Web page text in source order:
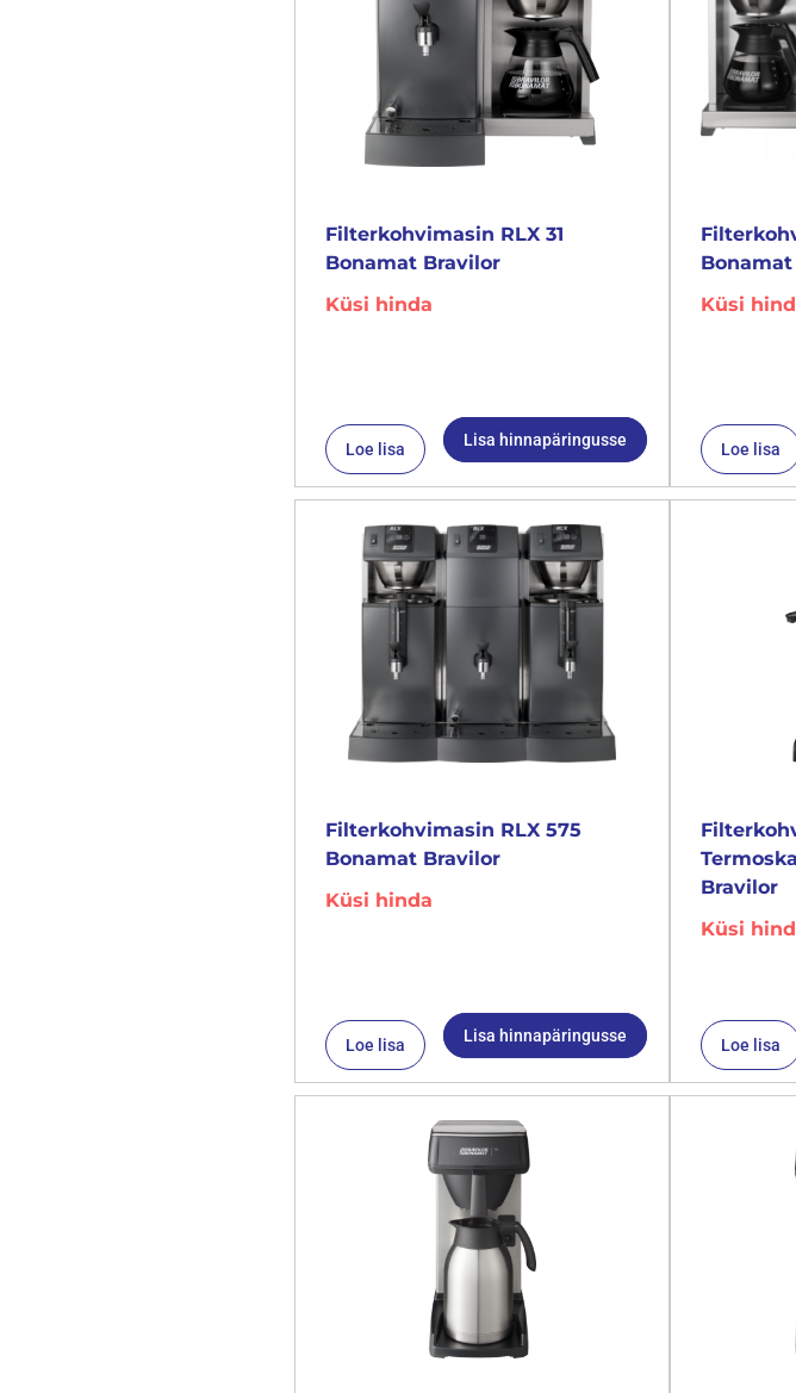
Filterkohvimasin RLX 31
Bonamat Bravilor
Küsi hinda
Loe lisa Lisa hinnapäringusse
Küsi
Loe lisa
Filterkohvimasin RLX 575
Bonamat Bravilor
Küsi hinda
Loe lisa Lisa hinnapäringusse
Bravilor
Küsi
Loe lisa